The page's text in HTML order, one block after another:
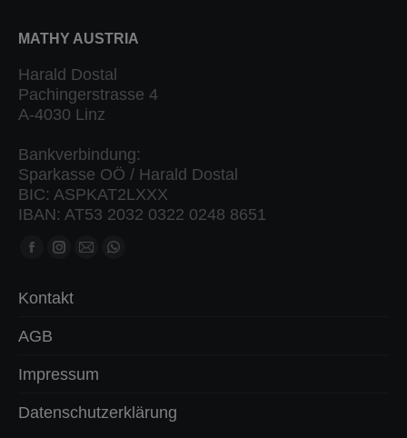
MATHY AUSTRIA
Harald Dostal
Pachingerstrasse 4
A-4030 Linz
Bankverbindung:
Sparkasse OÖ / Harald Dostal
BIC: ASPKAT2LXXX
IBAN: AT53 2032 0322 0248 8651
Finden Sie uns auf:
Facebook
öffnet
in
Fenster
Instagram
öffnet
Fenster
Mail
Fenster
Whatsapp
Kontakt
AGB
Impressum
Datenschutzerklärung